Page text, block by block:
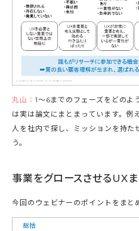
丸山： 1～6までのフェーズをどのよ
は実は論文にまとまっています。例
人を社内で探し、ミッションを持た
う。
事業をグロースさせるUX
今回のウェビナーのポイントをまと